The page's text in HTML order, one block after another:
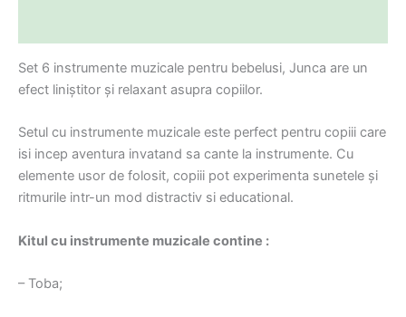
Set 6 instrumente muzicale pentru bebelusi, Junca are un
efect liniștitor și relaxant asupra copiilor.
Setul cu instrumente muzicale este perfect pentru copiii care
isi incep aventura invatand sa cante la instrumente. Cu
elemente usor de folosit, copiii pot experimenta sunetele și
ritmurile intr-un mod distractiv si educational.
Kitul cu instrumente muzicale contine :
– Toba;